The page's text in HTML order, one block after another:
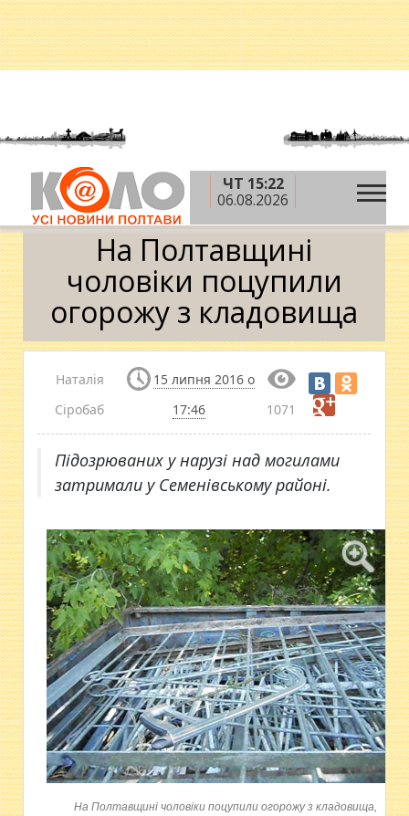
ЧТ 15:22
06.08.2026
Головна » Новини » Кримінал »
Полтавщині чоловіки поцупили огорожу з кладовища
На Полтавщині
чоловіки поцупили
огорожу з кладовища
Наталія
Сіробаб
15 липня 2016 о
17:46
1071
Підозрюваних у нарузі над могилами
затримали у Семенівському районі.
На Полтавщині чоловіки поцупили огорожу з кладовища,